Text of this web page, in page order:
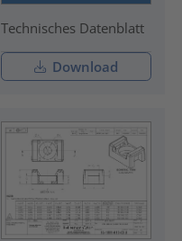
Technisches Datenblatt
Download